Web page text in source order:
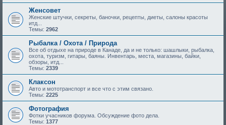
Женсовет
Женские штучки, секреты, баночки, рецепты, диеты, салоны красоты
итд...
Темы: 2962
Рыбалка / Охота / Природа
Все об отдыхе на природе в Канаде, да и не только: шашлыки, рыбалка,
охота, туризм, гитары, баяны. Инвентарь, места, магазины, байки,
обзоры, итд...
Темы: 2339
Клаксон
Авто и мототранспорт и все что с этим связано.
Темы: 2225
Фотография
Фотки учасников форума. Обсуждение фото дела.
Темы: 1377